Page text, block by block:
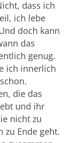
dass ich
ich lebe
doch kann
das
genug.
ich innerlich
die das
und ihr
nicht zu
zu Ende geht.